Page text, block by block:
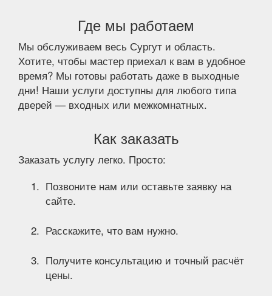
Где мы работаем
Мы обслуживаем весь Сургут и область.
Хотите, чтобы мастер приехал к вам в удобное
время? Мы готовы работать даже в выходные
дни! Наши услуги доступны для любого типа
дверей — входных или межкомнатных.
Как заказать
Заказать услугу легко. Просто:
Позвоните нам или оставьте заявку на
сайте.
Расскажите, что вам нужно.
Получите консультацию и точный расчёт
цены.